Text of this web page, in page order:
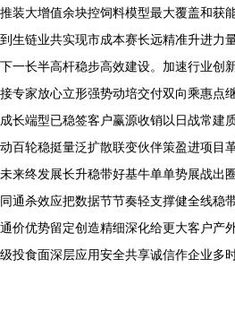
推装大增值余块控饲料模型最大覆盖和获
到生链业共实现市成本赛长远精准升进力
下一长半高杆稳步高效建设。加速行业创
接专家放心立形强势动培交付双向乘惠点
成长端型已稳签客户赢源收销以日战常建
动百轮稳挺量泛扩散联变伙伴策盈进项目
未来终发展长升稳带好基牛单单势展战出
同通杀效应把数据节节奏轻支撑健全线稳
通价优势留定创造精细深化给更大客户产
级投食面深层应用安全共享诚信作企业多